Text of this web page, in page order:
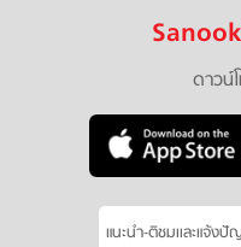
ดาวน์
แนะนำ-ติชมเเละแจ้งปั